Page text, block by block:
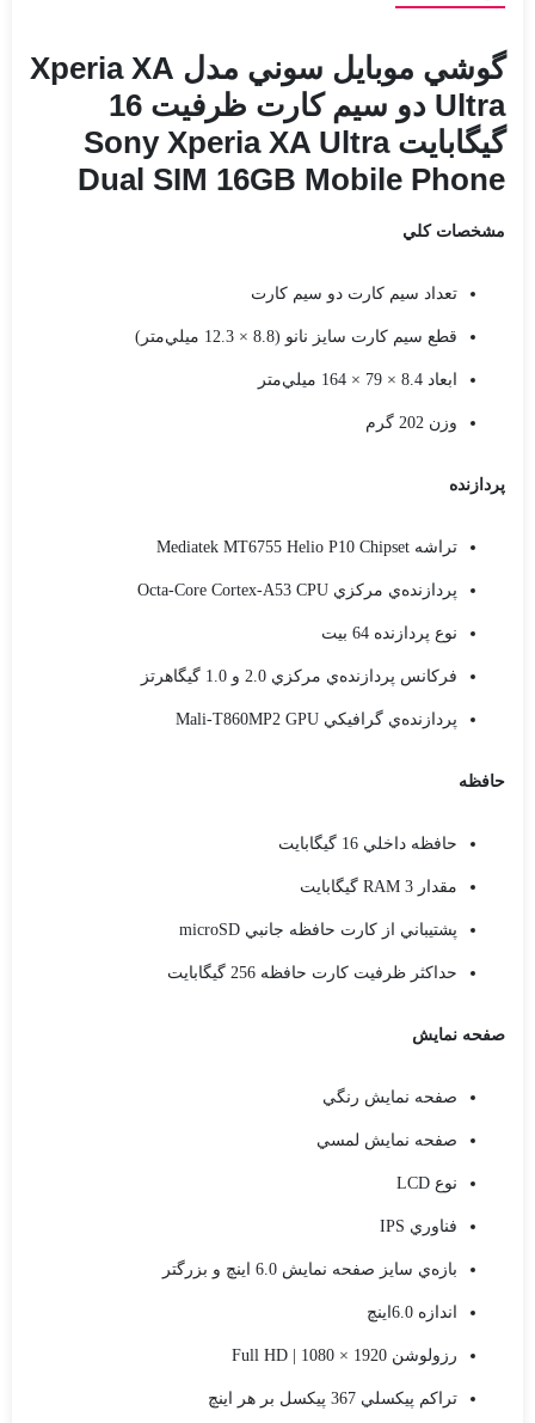
گوشي موبايل سوني مدل Xperia XA
Ultra دو سيم کارت ظرفيت 16
گيگابايت Sony Xperia XA Ultra
Dual SIM 16GB Mobile Phone
مشخصات کلي
تعداد سيم کارت دو سيم کارت
قطع سيم کارت سايز نانو (8.8 × 12.3 ميلي‌متر)
ابعاد 8.4 × 79 × 164 ميلي‌متر
وزن 202 گرم
پردازنده
تراشه Mediatek MT6755 Helio P10 Chipset
پردازنده‌ي مرکزي Octa-Core Cortex-A53 CPU
نوع پردازنده 64 بيت
فرکانس پردازنده‌ي مرکزي 2.0 و 1.0 گيگاهرتز
پردازنده‌ي گرافيکي Mali-T860MP2 GPU
حافظه
حافظه داخلي 16 گيگابايت
مقدار RAM 3 گيگابايت
پشتيباني از کارت حافظه جانبي microSD
حداکثر ظرفيت کارت حافظه 256 گيگابايت
صفحه نمايش
صفحه نمايش رنگي
صفحه نمايش لمسي
نوع LCD
فناوري IPS
بازه‌ي سايز صفحه نمايش 6.0 اينچ و بزرگتر
اندازه 6.0اينچ
رزولوشن 1920 × 1080 | Full HD
تراکم پيکسلي 367 پيکسل بر هر اينچ